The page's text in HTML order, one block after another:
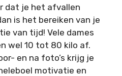
dat je het afvallen
is het bereiken van je
van tijd! Vele dames
wel 10 tot 80 kilo af.
en na foto’s krijg je
motivatie en